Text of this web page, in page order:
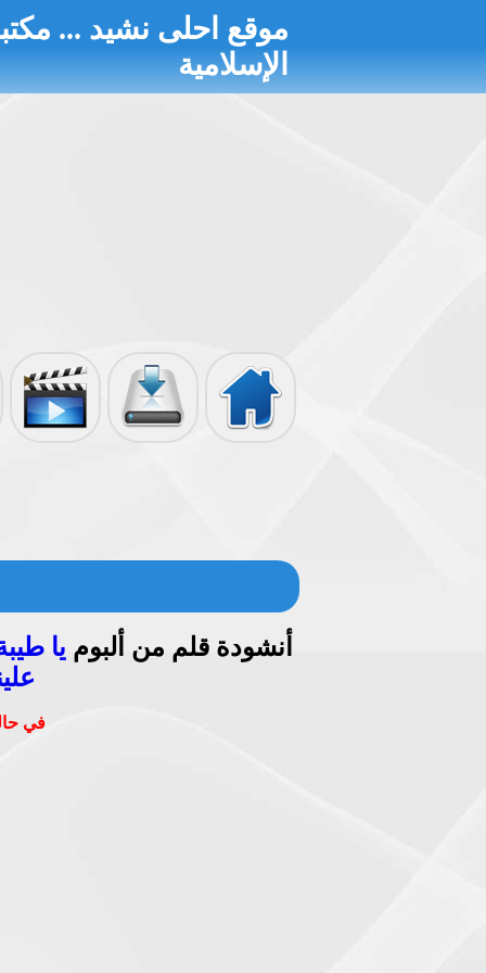
موقع احلى نشيد ...
الإسلامية
تحميل الألبوماتأناشيد مصورةإذاعة الأناشيد
أنشودة قلم من ألبوم يا
في